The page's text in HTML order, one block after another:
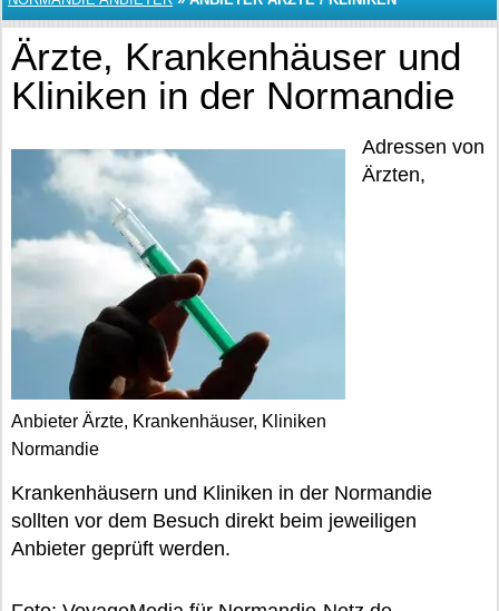
Ärzte, Krankenhäuser und
Kliniken in der Normandie
Anbieter Ärzte, Krankenhäuser, Kliniken
Normandie
Adressen von
Ärzten,
Krankenhäusern und Kliniken in der Normandie
sollten vor dem Besuch direkt beim jeweiligen
Anbieter geprüft werden.